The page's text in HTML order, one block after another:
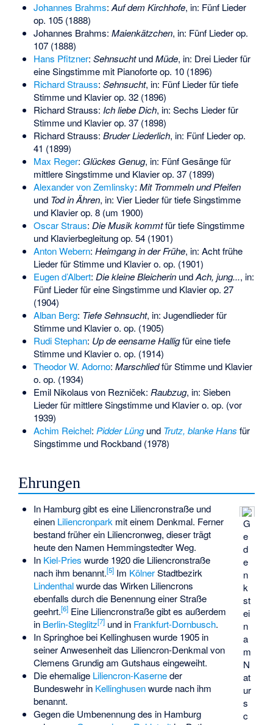
Johannes Brahms: Auf dem Kirchhofe, in: Fünf Lieder
op. 105 (1888)
Johannes Brahms: Maienkätzchen, in: Fünf Lieder op.
107 (1888)
Hans Pfitzner: SehnsuchtundMüde, in: Drei Lieder für
eine Singstimme mit Pianoforte op. 10 (1896)
Richard Strauss: Sehnsucht, in: Fünf Lieder für tiefe
Stimme und Klavier op. 32 (1896)
Richard Strauss: Ich liebe Dich, in: Sechs Lieder für
Stimme und Klavier op. 37 (1898)
Richard Strauss: Bruder Liederlich, in: Fünf Lieder op.
41 (1899)
Max Reger: Glückes Genug, in: Fünf Gesänge für
mittlere Singstimme und Klavier op. 37 (1899)
Alexander von Zemlinsky: Mit Trommeln und Pfeifen
und Tod in Ähren, in: Vier Lieder für tiefe Singstimme
und Klavier op. 8 (um 1900)
Oscar Straus: Die Musik kommtfür tiefe Singstimme
und Klavierbegleitung op. 54 (1901)
Anton Webern: Heimgang in der Frühe, in: Acht frühe
Lieder für Stimme und Klavier o. op. (1901)
Eugen d’Albert: Die kleine BleicherinundAch, jung..., in:
Fünf Lieder für eine Singstimme und Klavier op. 27
(1904)
Alban Berg: Tiefe Sehnsucht, in: Jugendlieder für
Stimme und Klavier o. op. (1905)
Rudi Stephan: Up de eensame Halligfür eine tiefe
Stimme und Klavier o. op. (1914)
Theodor W. Adorno: Marschliedfür Stimme und Klavier
o. op. (1934)
Emil Nikolaus von Rezniček: Raubzug, in: Sieben
Lieder für mittlere Singstimme und Klavier o. op. (vor
1939)
Achim Reichel: Pidder Lüngund Trutz, blanke Hans für
Singstimme und Rockband (1978)
Ehrungen
G
e
d
e
n
k
st
ei
n
a
m
N
at
ur
s
c
In Hamburg gibt es eine Liliencronstraße und
einen Liliencronpark mit einem Denkmal. Ferner
bestand früher ein Liliencronweg, dieser trägt
heute den Namen Hemmingstedter Weg.
In Kiel-Pries wurde 1920 die Liliencronstraße
nach ihm benannt.[5]Im KölnerStadtbezirk
Lindenthalwurde das Wirken Liliencrons
ebenfalls durch die Benennung einer Straße
geehrt.[6]Eine Liliencronstraße gibt es außerdem
in Berlin-Steglitz[7]und in Frankfurt-Dornbusch.
InSpringhoebei Kellinghusen wurde 1905 in
seiner Anwesenheit das Liliencron-Denkmal von
Clemens Grundigam Gutshaus eingeweiht.
Die ehemalige Liliencron-Kaserneder
Bundeswehr in Kellinghusenwurde nach ihm
benannt.
Gegen die Umbenennung des in Hamburg